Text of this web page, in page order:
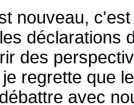
nouveau,
déclarations
des
regrette que
avec